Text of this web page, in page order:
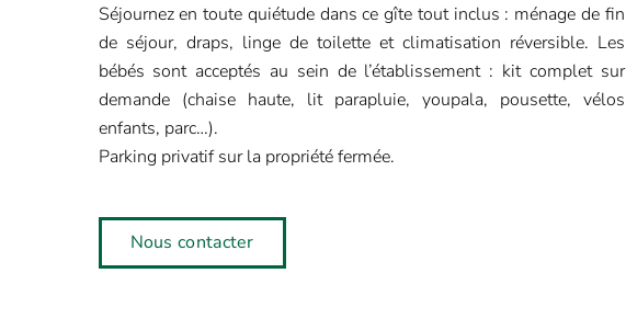
Séjournez en toute quiétude dans ce gîte tout inclus : ménage de fin
de séjour, draps, linge de toilette et climatisation réversible. Les
bébés sont acceptés au sein de l’établissement : kit complet sur
demande (chaise haute, lit parapluie, youpala, pousette, vélos
enfants, parc…).
Parking privatif sur la propriété fermée.
Nous contacter